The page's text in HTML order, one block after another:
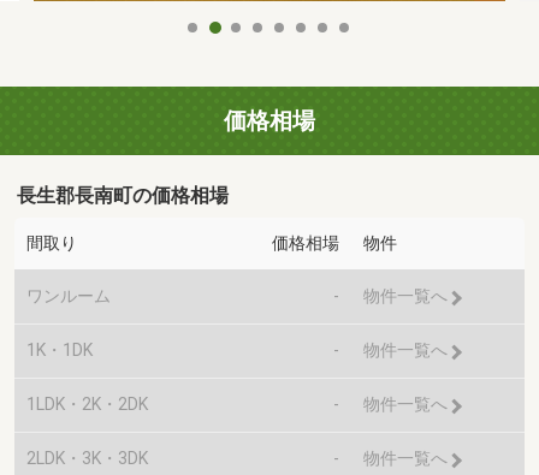
価格相場
長生郡長南町の価格相場
間取り 価格相場 物件
ワンルーム - 物件一覧へ
1K・1DK - 物件一覧へ
1LDK・2K・2DK - 物件一覧へ
2LDK・3K・3DK - 物件一覧へ